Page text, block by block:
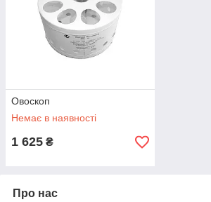
Овоскоп
Немає в наявності
1 625 ₴
Про нас